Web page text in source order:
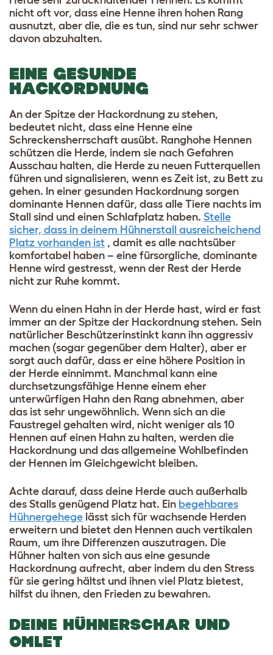
nicht oft vor, dass eine Henne ihren hohen Rang
ausnutzt, aber die, die es tun, sind nur sehr schwer
davon abzuhalten.
EINE GESUNDE
HACKORDNUNG
An der Spitze der Hackordnung zu stehen,
bedeutet nicht, dass eine Henne eine
Schreckensherrschaft ausübt. Ranghohe Hennen
schützen die Herde, indem sie nach Gefahren
Ausschau halten, die Herde zu neuen Futterquellen
führen und signalisieren, wenn es Zeit ist, zu Bett zu
gehen. In einer gesunden Hackordnung sorgen
dominante Hennen dafür, dass alle Tiere nachts im
Stall sind und einen Schlafplatz haben. Stelle
sicher, dass in deinem Hühnerstall ausreicheichend
Platz vorhanden ist , damit es alle nachtsüber
komfortabel haben – eine fürsorgliche, dominante
Henne wird gestresst, wenn der Rest der Herde
nicht zur Ruhe kommt.
Wenn du einen Hahn in der Herde hast, wird er fast
immer an der Spitze der Hackordnung stehen. Sein
natürlicher Beschützerinstinkt kann ihn aggressiv
machen (sogar gegenüber dem Halter), aber er
sorgt auch dafür, dass er eine höhere Position in
der Herde einnimmt. Manchmal kann eine
durchsetzungsfähige Henne einem eher
unterwürfigen Hahn den Rang abnehmen, aber
das ist sehr ungewöhnlich. Wenn sich an die
Faustregel gehalten wird, nicht weniger als 10
Hennen auf einen Hahn zu halten, werden die
Hackordnung und das allgemeine Wohlbefinden
der Hennen im Gleichgewicht bleiben.
Achte darauf, dass deine Herde auch außerhalb
des Stalls genügend Platz hat. Ein begehbares
Hühnergehege lässt sich für wachsende Herden
erweitern und bietet den Hennen auch vertikalen
Raum, um ihre Differenzen auszutragen. Die
Hühner halten von sich aus eine gesunde
Hackordnung aufrecht, aber indem du den Stress
für sie gering hältst und ihnen viel Platz bietest,
hilfst du ihnen, den Frieden zu bewahren.
DEINE HÜHNERSCHAR UND
OMLET